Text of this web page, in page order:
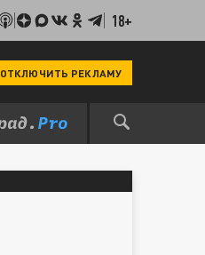
18+
ОТКЛЮЧИТЬ РЕКЛАМУ